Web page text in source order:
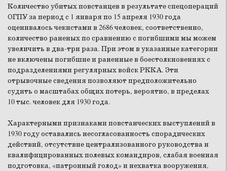
Количество убитых повстанцев в результате спецопераций
ОГПУ за период с 1 января по 15 апреля 1930 года
оценивалось чекистами в 2686 человек, соответственно,
количество раненых по сравнению с погибшими мы можем
увеличить в два-три раза. При этом в указанные категории
не включены погибшие и раненные в боестолкновениях с
подразделениями регулярных войск РККА. Эти
отрывочные сведения позволяют предположительно
судить о масштабах общих потерь, вероятно, в пределах
10 тыс. человек для 1930 года.
Характерными признаками повстанческих выступлений в
1930 году оставались несогласованность спорадических
действий, отсутствие централизованного руководства и
квалифицированных полевых командиров, слабая военная
подготовка, «патронный голод» и нехватка вооружения,